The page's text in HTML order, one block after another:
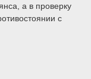
а в проверку
с